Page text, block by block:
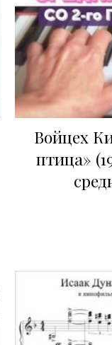
Войцех
птица»